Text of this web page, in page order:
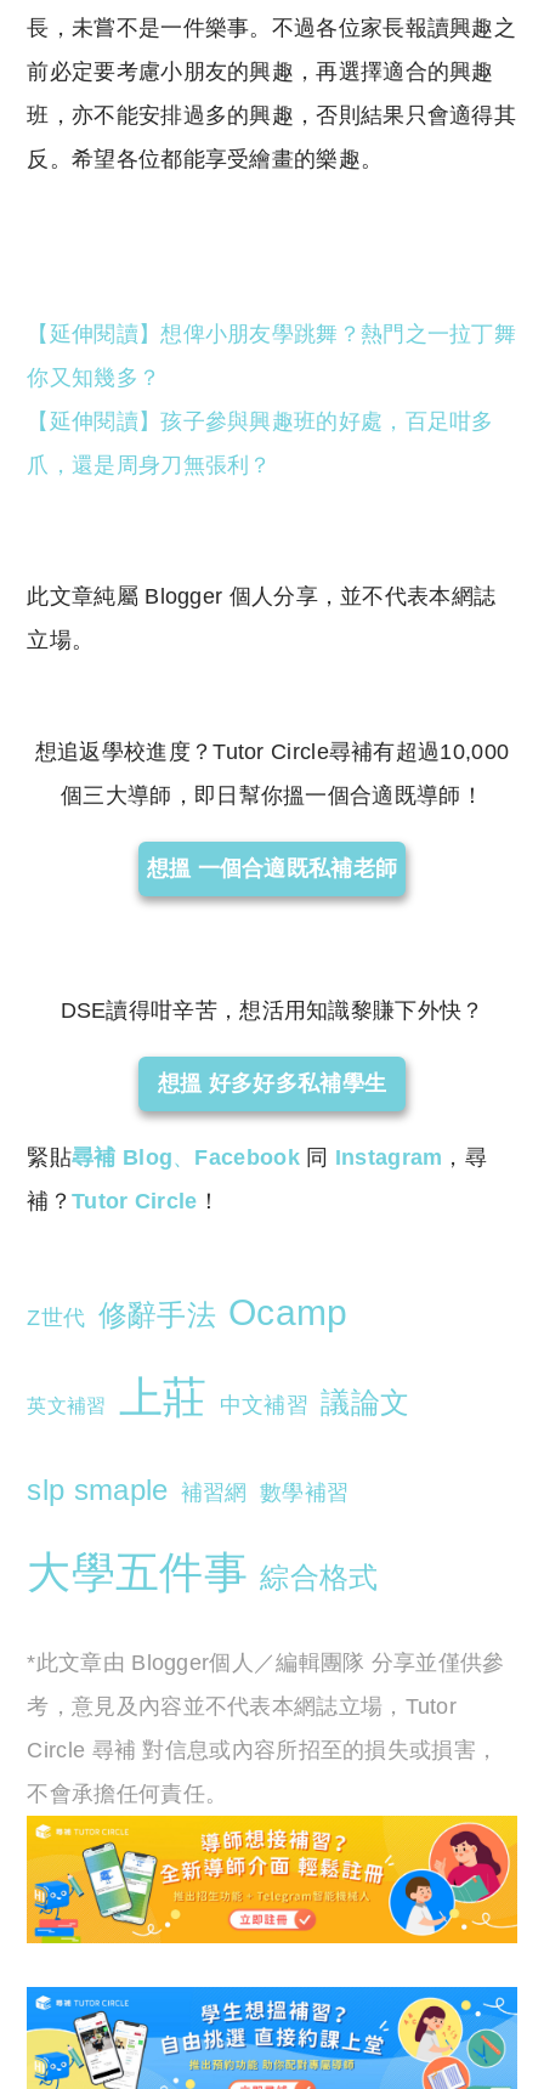
長，未嘗不是一件樂事。不過各位家長報讀興趣之
前必定要考慮小朋友的興趣，再選擇適合的興趣
班，亦不能安排過多的興趣，否則結果只會適得其
反。希望各位都能享受繪畫的樂趣。
【延伸閱讀】想俾小朋友學跳舞？熱門之一拉丁舞
你又知幾多？
【延伸閱讀】孩子參與興趣班的好處，百足咁多
爪，還是周身刀無張利？
此文章純屬 Blogger 個人分享，並不代表本網誌
立場。
想追返學校進度？Tutor Circle尋補有超過10,000
個三大導師，即日幫你搵一個合適既導師！
想搵 一個合適既私補老師
DSE讀得咁辛苦，想活用知識黎賺下外快？
想搵 好多好多私補學生
緊貼尋補 Blog、 Facebook 同 Instagram ，尋
補？Tutor Circle ！
Z世代 修辭手法 Ocamp
英文補習 上莊 中文補習 議論文
slp smaple 補習網 數學補習
大學五件事 綜合格式
*此文章由 Blogger個人／編輯團隊 分享並僅供參
考，意見及內容並不代表本網誌立場，Tutor
Circle 尋補 對信息或內容所招至的損失或損害，
不會承擔任何責任。